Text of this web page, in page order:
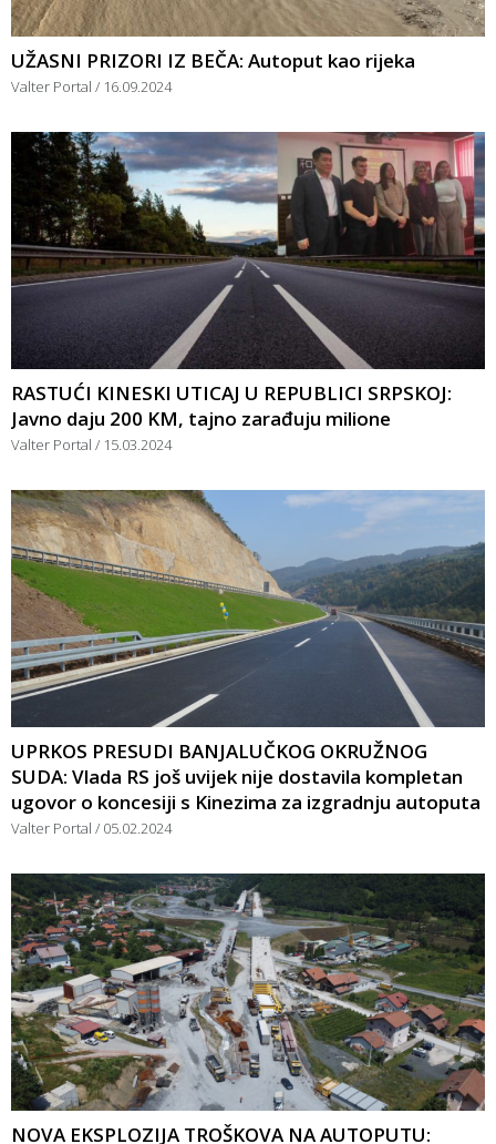
UŽASNI PRIZORI IZ BEČA: Autoput kao rijeka
Valter Portal 16.09.2024
RASTUĆI KINESKI UTICAJ U REPUBLICI SRPSKOJ:
Javno daju 200 KM, tajno zarađuju milione
Valter Portal 15.03.2024
UPRKOS PRESUDI BANJALUČKOG OKRUŽNOG
SUDA: Vlada RS još uvijek nije dostavila kompletan
ugovor o koncesiji s Kinezima za izgradnju autoputa
Valter Portal 05.02.2024
NOVA EKSPLOZIJA TROŠKOVA NA AUTOPUTU: